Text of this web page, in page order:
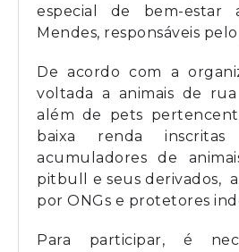
especial de bem-estar
Mendes, responsáveis
De acordo com a
voltada a animais de
além de pets
baixa renda inscritas
acumuladores de
pitbull e seus derivados,
por ONGs e protetores
Para participar, é